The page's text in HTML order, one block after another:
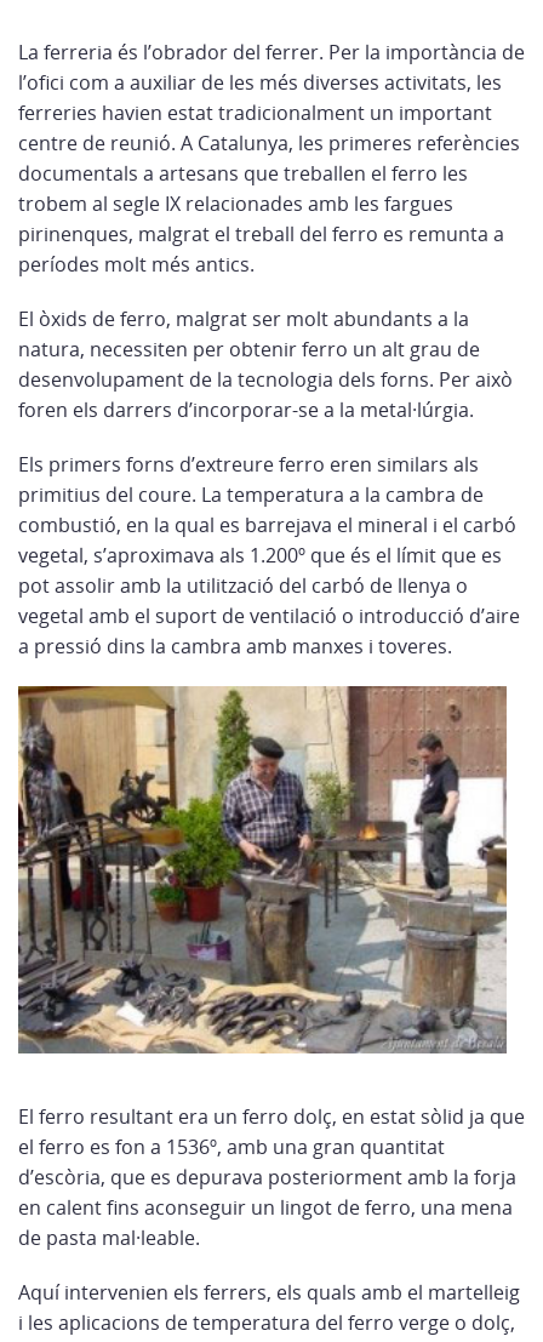
La ferreria és l’obrador del ferrer. Per la importància de
l’ofici com a auxiliar de les més diverses activitats, les
ferreries havien estat tradicionalment un important
centre de reunió. A Catalunya, les primeres referències
documentals a artesans que treballen el ferro les
trobem al segle IX relacionades amb les fargues
pirinenques, malgrat el treball del ferro es remunta a
períodes molt més antics.
El òxids de ferro, malgrat ser molt abundants a la
natura, necessiten per obtenir ferro un alt grau de
desenvolupament de la tecnologia dels forns. Per això
foren els darrers d’incorporar-se a la metal·lúrgia.
Els primers forns d’extreure ferro eren similars als
primitius del coure. La temperatura a la cambra de
combustió, en la qual es barrejava el mineral i el carbó
vegetal, s’aproximava als 1.200º que és el límit que es
pot assolir amb la utilització del carbó de llenya o
vegetal amb el suport de ventilació o introducció d’aire
a pressió dins la cambra amb manxes i toveres.
El ferro resultant era un ferro dolç, en estat sòlid ja que
el ferro es fon a 1536º, amb una gran quantitat
d’escòria, que es depurava posteriorment amb la forja
en calent fins aconseguir un lingot de ferro, una mena
de pasta mal·leable.
Aquí intervenien els ferrers, els quals amb el martelleig
i les aplicacions de temperatura del ferro verge o dolç,